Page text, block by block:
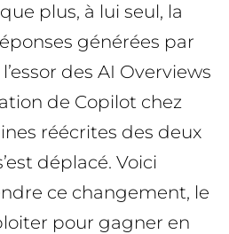
plus, à lui seul, la
générées par
des AI Overviews
de Copilot chez
réécrites des deux
déplacé. Voici
ce changement, le
pour gagner en